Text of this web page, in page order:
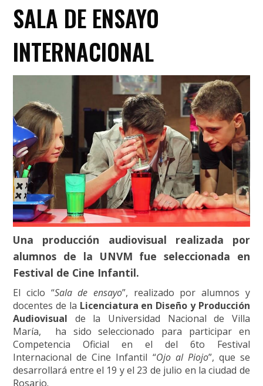
SALA DE ENSAYO
INTERNACIONAL
Una producción audiovisual realizada por
alumnos de la UNVM fue seleccionada en
Festival de Cine Infantil.
El ciclo “Sala de ensayo”, realizado por alumnos y
docentes de la Licenciatura en Diseño y Producción
Audiovisual de la Universidad Nacional de Villa
María, ha sido seleccionado para participar en
Competencia Oficial en el del 6to Festival
Internacional de Cine Infantil “Ojo al Piojo”, que se
desarrollará entre el 19 y el 23 de julio en la ciudad de
Rosario.